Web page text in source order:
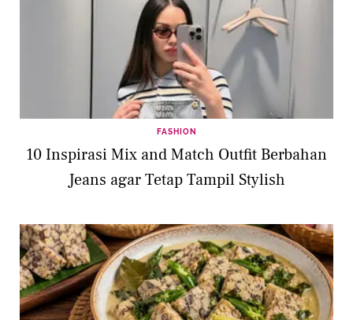
FASHION
10 Inspirasi Mix and Match Outfit Berbahan
Jeans agar Tetap Tampil Stylish